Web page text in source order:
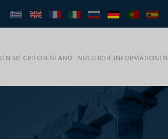
SIE GRIECHENLAND NÜTZLICHE INFORMATIONEN